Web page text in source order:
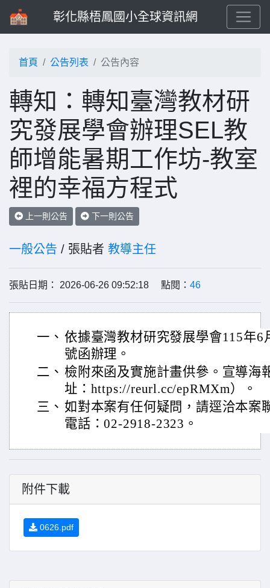
彰化縣梧鳳國小全球資訊網
首頁 公告列表 公告內容
轉知：轉知臺灣教材研
究發展學會辦理SEL教
師增能暑期工作坊-教室
裡的幸福方程式
上一則公告 下一則公告
一般公告 / 張貼者 教導主任
張貼日期： 2026-06-26 09:52:18 點閱： 46
一、 依據臺灣教材研究發展學會115年6
號函辦理。
二、 檢附來函及實施計畫供參。宣導海
址：https://reurl.cc/epRMXm）。
三、 如對本案有任何疑問，請逕洽本案
電話：02-2918-2323。
附件下載
0626.pdf